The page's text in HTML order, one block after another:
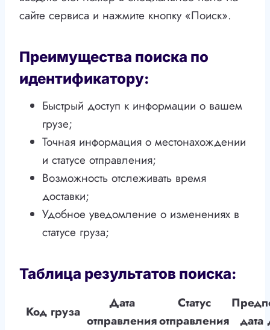
сайте сервиса и нажмите кнопку «Поиск».
Преимущества поиска по
идентификатору:
Быстрый доступ к информации о вашем
грузе;
Точная информация о местонахождении
и статусе отправления;
Возможность отслеживать время
доставки;
Удобное уведомление о изменениях в
статусе груза;
Таблица результатов поиска:
Код груза
Дата
отправления
Статус
отправления
дата